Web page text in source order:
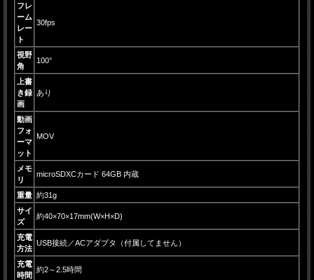
フレ
ーム
レー
ト
30fps
視野
角
100°
上書
き録
画
あり
動画
フォ
ーマ
ット
MOV
メモ
リ
microSDXCカード 64GB 内蔵
重量 約31g
サイ
ズ
約40×70×17mm(W×H×D)
充電
方法
USB接続／ACアダプタ（付属してません）
充電
時間
約2～2.5時間